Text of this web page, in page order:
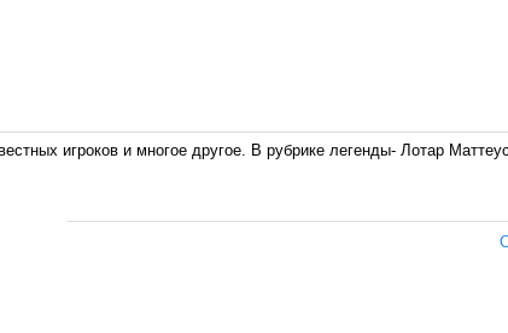
игроков и многое другое. В рубрике легенды- Лотар